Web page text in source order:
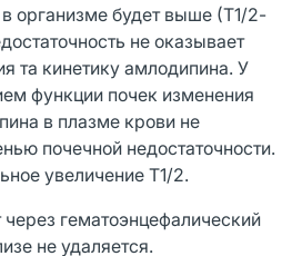
организме будет выше (Т1/2-
не оказывает
та кинетику амлодипина. У
функции почек изменения
в плазме крови не
почечной недостаточности.
увеличение Т1/2.
гематоэнцефалический
не удаляется.